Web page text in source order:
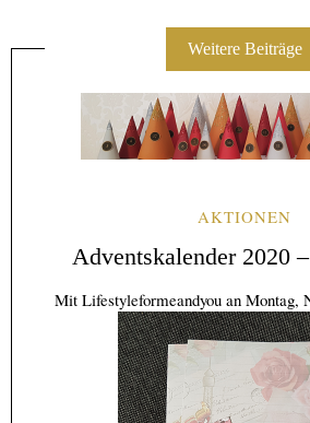
Weitere Beiträge
AKTIONEN
Adventskalender 2020
Mit Lifestyleformeandyou an Montag,